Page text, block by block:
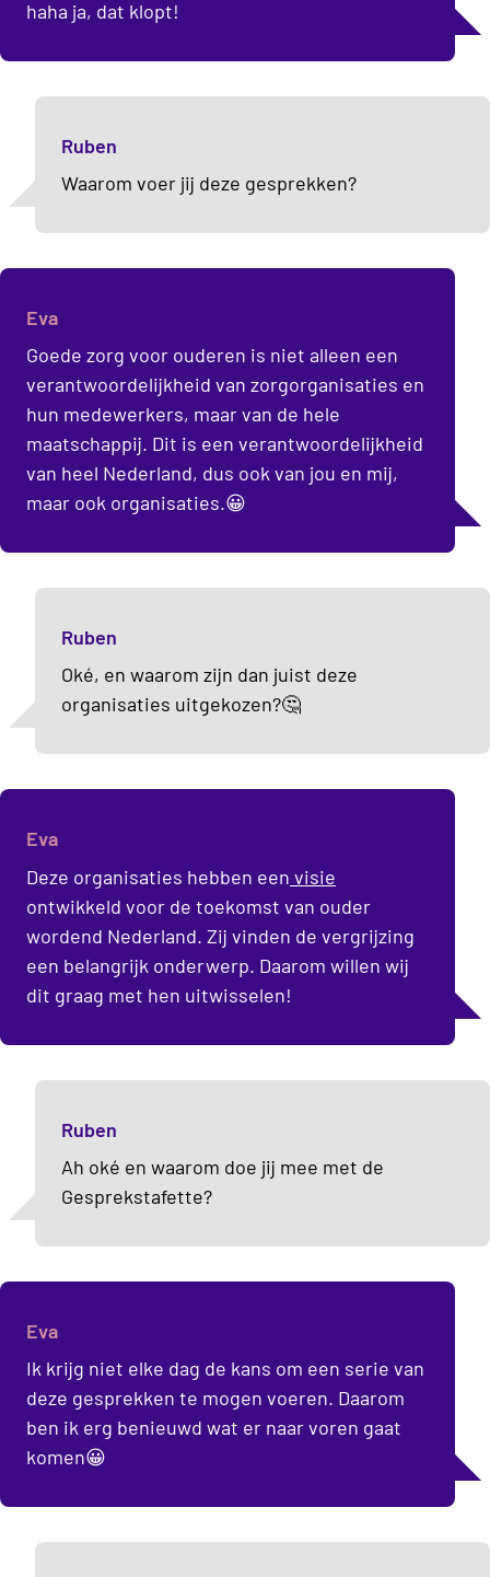
haha ja, dat klopt!
Ruben
Waarom voer jij deze gesprekken?
Eva
Goede zorg voor ouderen is niet alleen een
verantwoordelijkheid van zorgorganisaties en
hun medewerkers, maar van de hele
maatschappij. Dit is een verantwoordelijkheid
van heel Nederland, dus ook van jou en mij,
maar ook organisaties.😀
Ruben
Oké, en waarom zijn dan juist deze
organisaties uitgekozen?🤔
Eva
Deze organisaties hebben een visie
ontwikkeld voor de toekomst van ouder
wordend Nederland. Zij vinden de vergrijzing
een belangrijk onderwerp. Daarom willen wij
dit graag met hen uitwisselen!
Ruben
Ah oké en waarom doe jij mee met de
Gesprekstafette?
Eva
Ik krijg niet elke dag de kans om een serie van
deze gesprekken te mogen voeren. Daarom
ben ik erg benieuwd wat er naar voren gaat
komen😀